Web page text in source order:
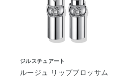
ジルスチュアート
ルージュ リップブロッサム